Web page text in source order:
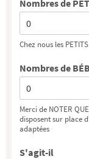
Nombres de
Chez nous les
Nombres de
Merci de NOTER
disposent sur place
adaptées
S'agit-il